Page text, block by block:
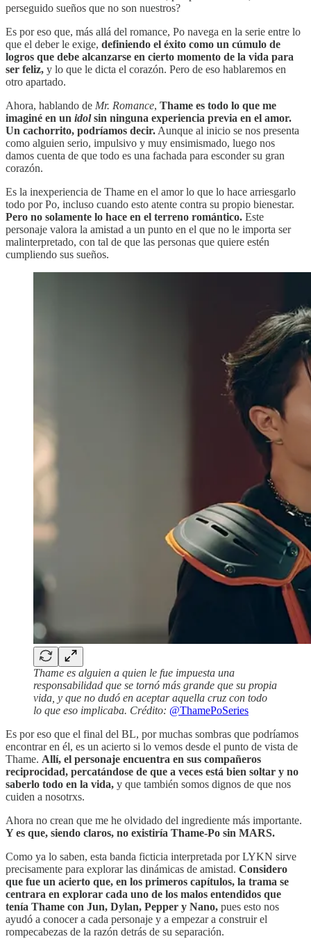
perseguido sueños que no son nuestros?
Es por eso que, más allá del romance, Po navega en la serie entre lo
que el deber le exige, definiendo el éxito como un cúmulo de
logros que debe alcanzarse en cierto momento de la vida para
ser feliz, y lo que le dicta el corazón. Pero de eso hablaremos en
otro apartado.
Ahora, hablando de Mr. Romance, Thame es todo lo que me
imaginé en un idolsin ninguna experiencia previa en el amor.
Un cachorrito, podríamos decir. Aunque al inicio se nos presenta
como alguien serio, impulsivo y muy ensimismado, luego nos
damos cuenta de que todo es una fachada para esconder su gran
corazón.
Es la inexperiencia de Thame en el amor lo que lo hace arriesgarlo
todo por Po, incluso cuando esto atente contra su propio bienestar.
Pero no solamente lo hace en el terreno romántico. Este
personaje valora la amistad a un punto en el que no le importa ser
malinterpretado, con tal de que las personas que quiere estén
cumpliendo sus sueños.
Thame es alguien a quien le fue impuesta una
responsabilidad que se tornó más grande que su propia
vida, y que no dudó en aceptar aquella cruz con todo
lo que eso implicaba. Crédito: @ThamePoSeries
Es por eso que el final del BL, por muchas sombras que podríamos
encontrar en él, es un acierto si lo vemos desde el punto de vista de
Thame. Allí, el personaje encuentra en sus compañeros
reciprocidad, percatándose de que a veces está bien soltar y no
saberlo todo en la vida, y que también somos dignos de que nos
cuiden a nosotrxs.
Ahora no crean que me he olvidado del ingrediente más importante.
Y es que, siendo claros, no existiría Thame-Po sin MARS.
Como ya lo saben, esta banda ficticia interpretada por LYKN sirve
precisamente para explorar las dinámicas de amistad. Considero
que fue un acierto que, en los primeros capítulos, la trama se
centrara en explorar cada uno de los malos entendidos que
tenía Thame con Jun, Dylan, Pepper y Nano, pues esto nos
ayudó a conocer a cada personaje y a empezar a construir el
rompecabezas de la razón detrás de su separación.